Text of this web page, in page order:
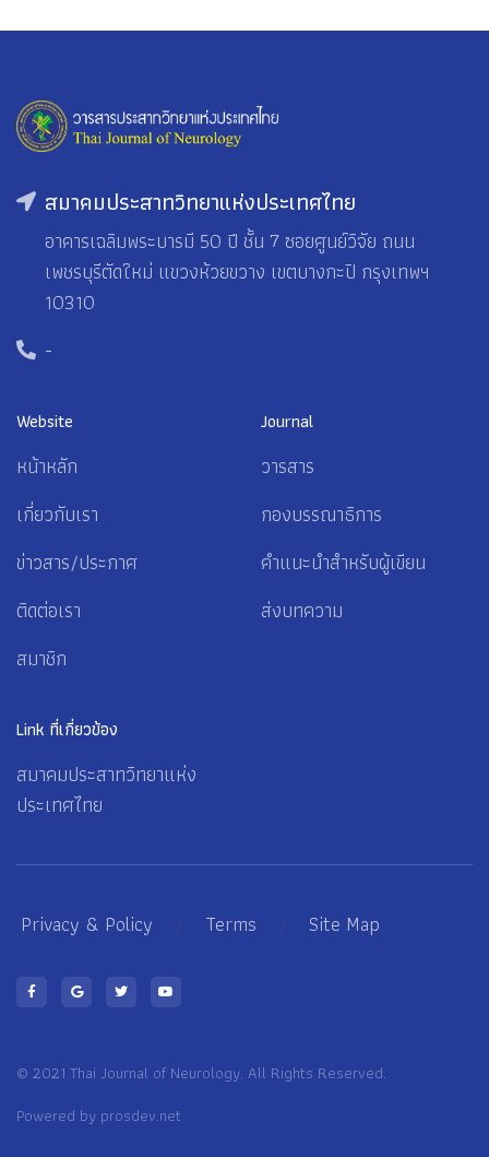
สมาคมประสาทวิทยาแห่งประเทศไทย
อาคารเฉลิมพระบารมี 50 ปี ชั้น 7 ซอยศูนย์วิจัย ถนน
เพชรบุรีตัดใหม่ แขวงห้วยขวาง เขตบางกะปิ กรุงเทพฯ
10310
-
Website
หน้าหลัก
เกี่ยวกับเรา
ข่าวสาร/ประกาศ
ติดต่อเรา
สมาชิก
Journal
วารสาร
กองบรรณาธิการ
คำแนะนำสำหรับผู้เขียน
ส่งบทความ
Link ที่เกี่ยวข้อง
สมาคมประสาทวิทยาแห่ง
ประเทศไทย
Privacy & Policy / Terms / Site Map
© 2021 Thai Journal of Neurology. All Rights Reserved.
Powered by prosdev.net